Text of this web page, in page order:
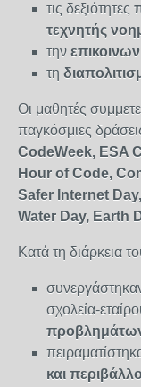
τις δεξιότητες
τεχνητής
την
τη
Οι μαθητές
παγκόσμιες
CodeWeek, ESA
Hour of Code,
Safer Internet
Water Day, Earth
Κατά τη διάρκεια
σχολεία-
και